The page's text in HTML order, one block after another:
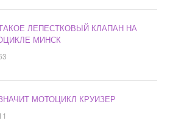
ЛЕПЕСТКОВЫЙ КЛАПАН НА
МИНСК
МОТОЦИКЛ КРУИЗЕР